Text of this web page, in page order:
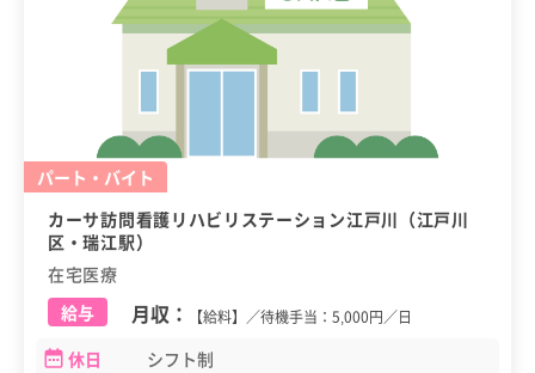
パート・バイト
カーサ訪問看護リハビリステーション江戸川（江戸川
区・瑞江駅）
在宅医療
給与
月収： 【給料】／待機手当：5,000円／日
休日
シフト制